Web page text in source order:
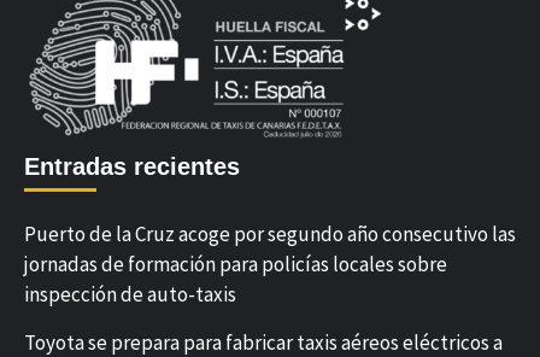
Entradas recientes
Puerto de la Cruz acoge por segundo año consecutivo las
jornadas de formación para policías locales sobre
inspección de auto-taxis
Toyota se prepara para fabricar taxis aéreos eléctricos a